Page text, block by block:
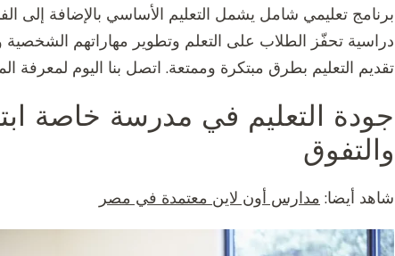
برنامج تعليمي شامل يشمل التعليم الأساسي بالإضافة إلى
دراسية تحفّز الطلاب على التعلم وتطوير مهاراتهم
تقديم التعليم بطرق مبتكرة وممتعة. اتصل بنا اليوم لمعرفة
جودة التعليم في مدرسة خاصة
والتفوق
شاهد أيضا: مدارس أون لاين معتمدة في مصر